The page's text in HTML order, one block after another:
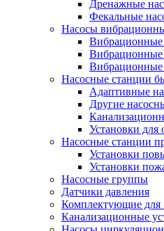
Дренажные
Фекальные
Насосы
Вибрационные
Вибрационные
Вибрационные
Насосные станции
Адаптивные
Другие
Установки для
Насосные станции
Установки
Установки
Насосные группы
Датчики давления
Комплектующие для
Канализационные